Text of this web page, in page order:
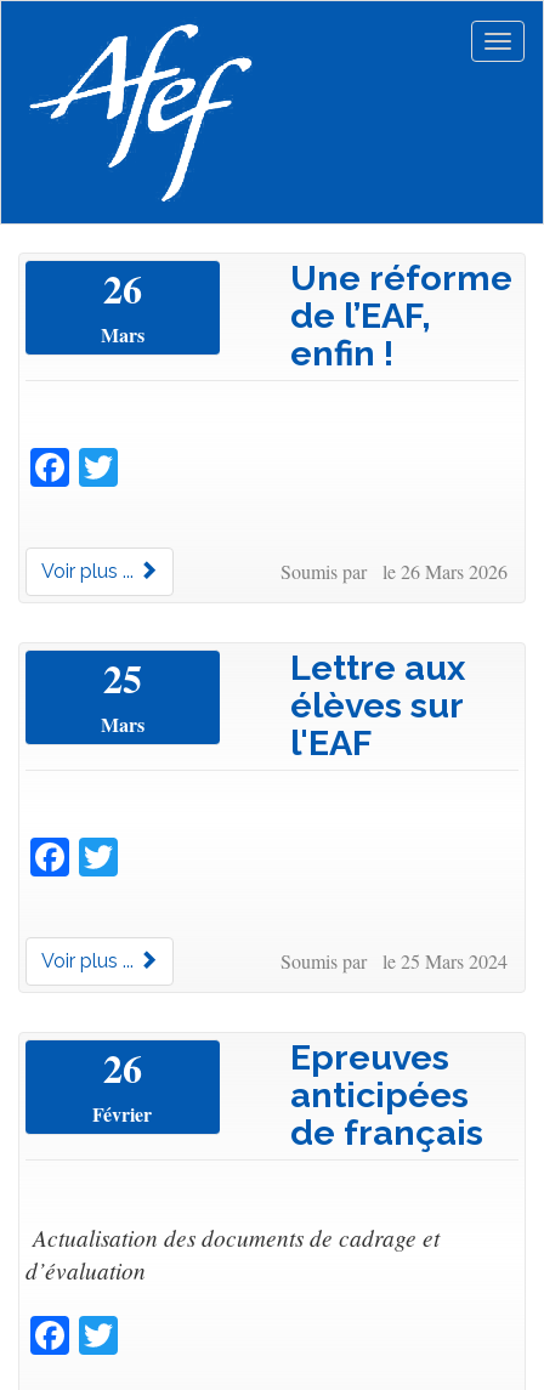
principal
26
Mars
Une réforme
de l’EAF,
enfin !
Facebook
Voir plus ... Soumis par le 26 Mars 2026
25
Mars
Lettre aux
élèves sur
l'EAF
Facebook
Voir plus ... Soumis par le 25 Mars 2024
26
Février
Epreuves
anticipées
de français
Actualisation des documents de cadrage et
d’évaluation
Facebook